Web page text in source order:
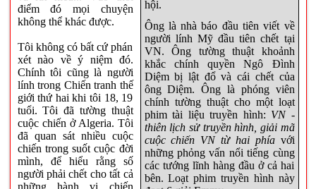
hội.
Ông là nhà báo đầu tiên viết về
người lính Mỹ đầu tiên chết tại
VN. Ông tường thuật khoảnh
khắc chính quyền Ngô Đình
Diệm bị lật đổ và cái chết của
ông Diệm. Ông là phóng viên
chính tường thuật cho một loạt
phim tài liệu truyền hình: VN -
thiên lịch sử truyền hình, giải mã
cuộc chiến VN từ hai phíavới
những phỏng vấn nổi tiếng cùng
các tướng lĩnh hàng đầu ở cả hai
bên. Loạt phim truyền hình này
điểm đó mọi chuyện
không thể khác được.
Tôi không có bất cứ phán
xét nào về ý niệm đó.
Chính tôi cũng là người
lính trong Chiến tranh thế
giới thứ hai khi tôi 18, 19
tuổi. Tôi đã tường thuật
cuộc chiến ở Algeria. Tôi
đã quan sát nhiều cuộc
chiến trong suốt cuộc đời
mình, để hiểu rằng số
người phải chết cho tất cả